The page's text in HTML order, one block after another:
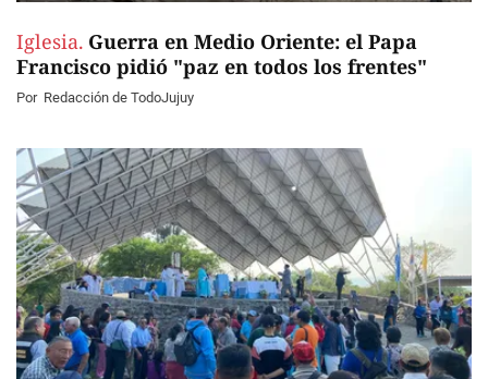
Iglesia. Guerra en Medio Oriente: el Papa
Francisco pidió "paz en todos los frentes"
Por Redacción de TodoJujuy